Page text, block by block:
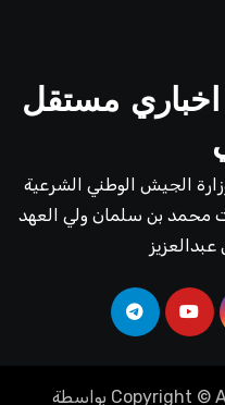
اخباري مستقل
الجيش الوطني الشرعية
محمد بن سلمان ولي العهد
Copyright © بواسطة